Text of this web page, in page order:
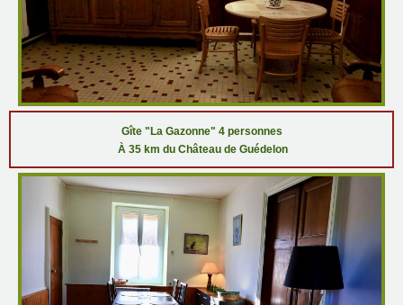
Gîte "La Gazonne" 4 personnes
À 35 km du Château de Guédelon